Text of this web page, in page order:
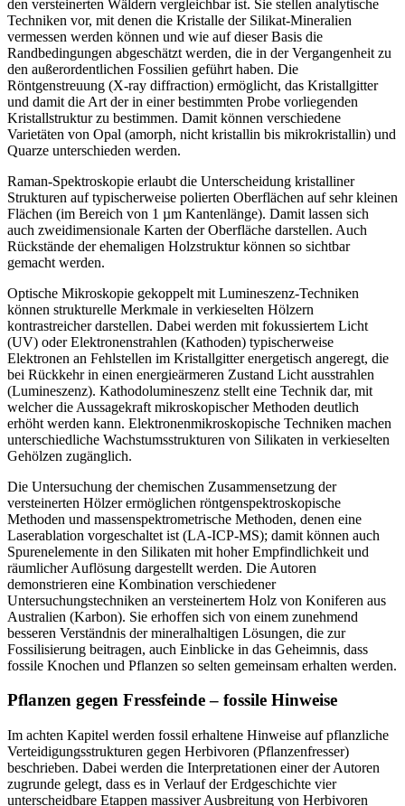
den versteinerten Wäldern vergleichbar ist. Sie stellen analytische
Techniken vor, mit denen die Kristalle der Silikat-Mineralien
vermessen werden können und wie auf dieser Basis die
Randbedingungen abgeschätzt werden, die in der Vergangenheit zu
den außerordentlichen Fossilien geführt haben. Die
Röntgenstreuung (X-ray diffraction) ermöglicht, das Kristallgitter
und damit die Art der in einer bestimmten Probe vorliegenden
Kristallstruktur zu bestimmen. Damit können verschiedene
Varietäten von Opal (amorph, nicht kristallin bis mikrokristallin) und
Quarze unterschieden werden.
Raman-Spektroskopie erlaubt die Unterscheidung kristalliner
Strukturen auf typischerweise polierten Oberflächen auf sehr kleinen
Flächen (im Bereich von 1 µm Kantenlänge). Damit lassen sich
auch zweidimensionale Karten der Oberfläche darstellen. Auch
Rückstände der ehemaligen Holzstruktur können so sichtbar
gemacht werden.
Optische Mikroskopie gekoppelt mit Lumineszenz-Techniken
können strukturelle Merkmale in verkieselten Hölzern
kontrastreicher darstellen. Dabei werden mit fokussiertem Licht
(UV) oder Elektronenstrahlen (Kathoden) typischerweise
Elektronen an Fehlstellen im Kristallgitter energetisch angeregt, die
bei Rückkehr in einen energieärmeren Zustand Licht ausstrahlen
(Lumineszenz). Kathodolumineszenz stellt eine Technik dar, mit
welcher die Aussagekraft mikroskopischer Methoden deutlich
erhöht werden kann. Elektronenmikroskopische Techniken machen
unterschiedliche Wachstumsstrukturen von Silikaten in verkieselten
Gehölzen zugänglich.
Die Untersuchung der chemischen Zusammensetzung der
versteinerten Hölzer ermöglichen röntgenspektroskopische
Methoden und massenspektrometrische Methoden, denen eine
Laserablation vorgeschaltet ist (LA-ICP-MS); damit können auch
Spurenelemente in den Silikaten mit hoher Empfindlichkeit und
räumlicher Auflösung dargestellt werden. Die Autoren
demonstrieren eine Kombination verschiedener
Untersuchungstechniken an versteinertem Holz von Koniferen aus
Australien (Karbon). Sie erhoffen sich von einem zunehmend
besseren Verständnis der mineralhaltigen Lösungen, die zur
Fossilisierung beitragen, auch Einblicke in das Geheimnis, dass
fossile Knochen und Pflanzen so selten gemeinsam erhalten werden.
Pflanzen gegen Fressfeinde – fossile Hinweise
Im achten Kapitel werden fossil erhaltene Hinweise auf pflanzliche
Verteidigungsstrukturen gegen Herbivoren (Pflanzenfresser)
beschrieben. Dabei werden die Interpretationen einer der Autoren
zugrunde gelegt, dass es in Verlauf der Erdgeschichte vier
unterscheidbare Etappen massiver Ausbreitung von Herbivoren